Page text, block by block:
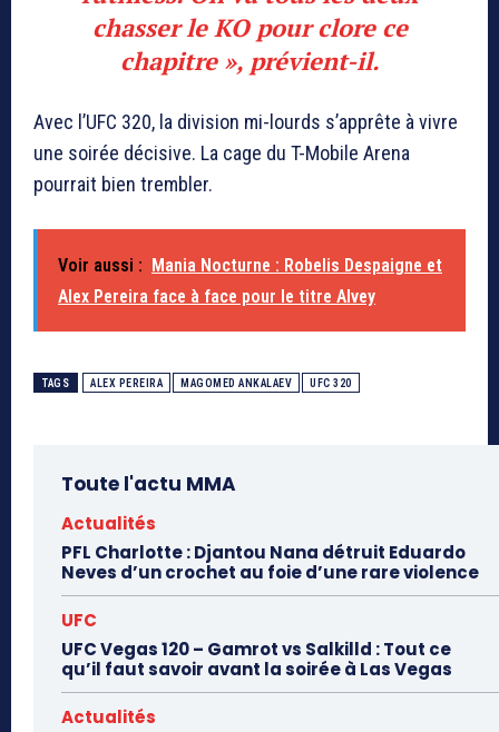
chasser le KO pour clore ce
chapitre », prévient-il.
Avec l’UFC 320, la division mi-lourds s’apprête à vivre
une soirée décisive. La cage du T-Mobile Arena
pourrait bien trembler.
Voir aussi : Mania Nocturne : Robelis Despaigne et
Alex Pereira face à face pour le titre Alvey
TAGS ALEX PEREIRA MAGOMED ANKALAEV UFC 320
Toute l'actu MMA
Actualités
PFL Charlotte : Djantou Nana détruit Eduardo
Neves d’un crochet au foie d’une rare violence
UFC
UFC Vegas 120 – Gamrot vs Salkilld : Tout ce
qu’il faut savoir avant la soirée à Las Vegas
Actualités